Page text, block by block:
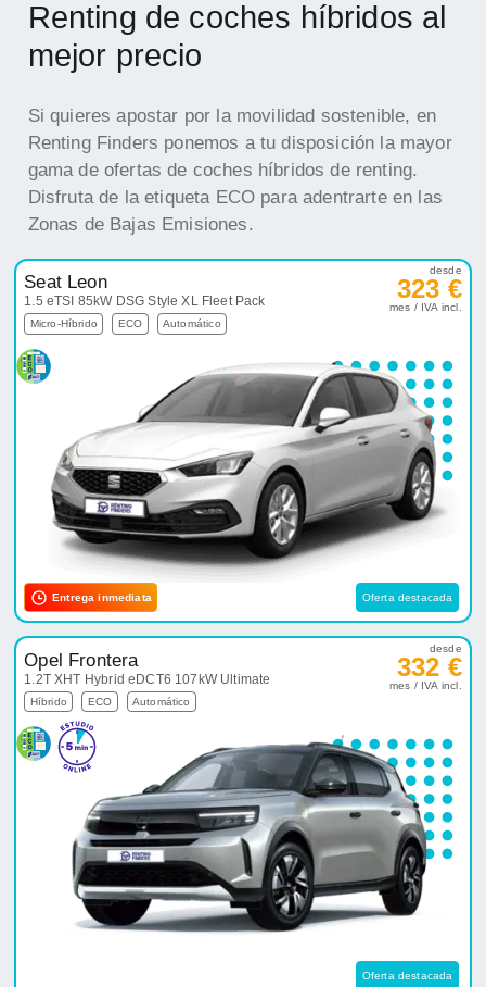
Disfruta de la etiqueta ECO para adentrarte en las
Zonas de Bajas Emisiones.
Seat Leon
1.5 eTSI 85kW DSG Style XL Fleet Pack
Micro-Híbrido ECO Automático
323 €
Entrega inmediata Oferta destacada
Opel Frontera
1.2T XHT Hybrid eDCT6 107kW Ultimate
Híbrido ECO Automático
desde
332 €
mes / IVA incl.
Oferta destacada
Kia Niro
1.6 HEV Concept
ECO Automático
desde
351 €
mes / IVA incl.